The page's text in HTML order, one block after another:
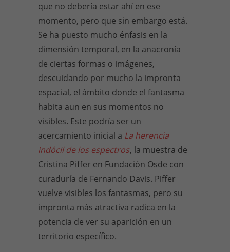
que no debería estar ahí en ese
momento, pero que sin embargo está.
Se ha puesto mucho énfasis en la
dimensión temporal, en la anacronía
de ciertas formas o imágenes,
descuidando por mucho la impronta
espacial, el ámbito donde el fantasma
habita aun en sus momentos no
visibles. Este podría ser un
acercamiento inicial a La herencia
indócil de los espectros, la muestra de
Cristina Piffer en Fundación Osde con
curaduría de Fernando Davis. Piffer
vuelve visibles los fantasmas, pero su
impronta más atractiva radica en la
potencia de ver su aparición en un
territorio específico.